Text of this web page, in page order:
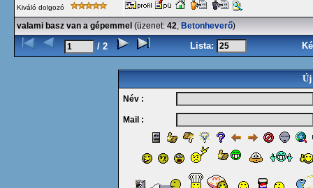
Kiváló dolgozó
valami basz van a gépemmel (üzenet: 42, Betonheverő)
/ 2 Lista:
Új
Név :
Mail :